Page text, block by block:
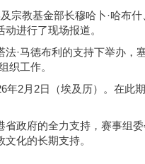
宗教基金部长穆哈卜·哈布
进行了现场报道。
·马德布利的支持下举办，
织工作。
年2月2日（埃及历）。在此
省政府的全力支持，赛事组
化的长期支持。